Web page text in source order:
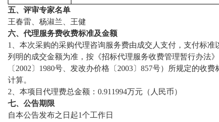
五、评审专家名单
王春雷、杨淑兰、王健
六、代理服务费收费标准及金额
1、本次采购的采购代理咨询服务费由成交人支付，支付标准
列明的成交金额为准，按《招标代理服务收费管理暂行办法
〔2002〕1980号、发改办价格〔2003〕857号）所规定的收费
计算。
2、本项目代理费总金额： 0.911994万元（人民币）
七、公告期限
自本公告发布之日起1个工作日